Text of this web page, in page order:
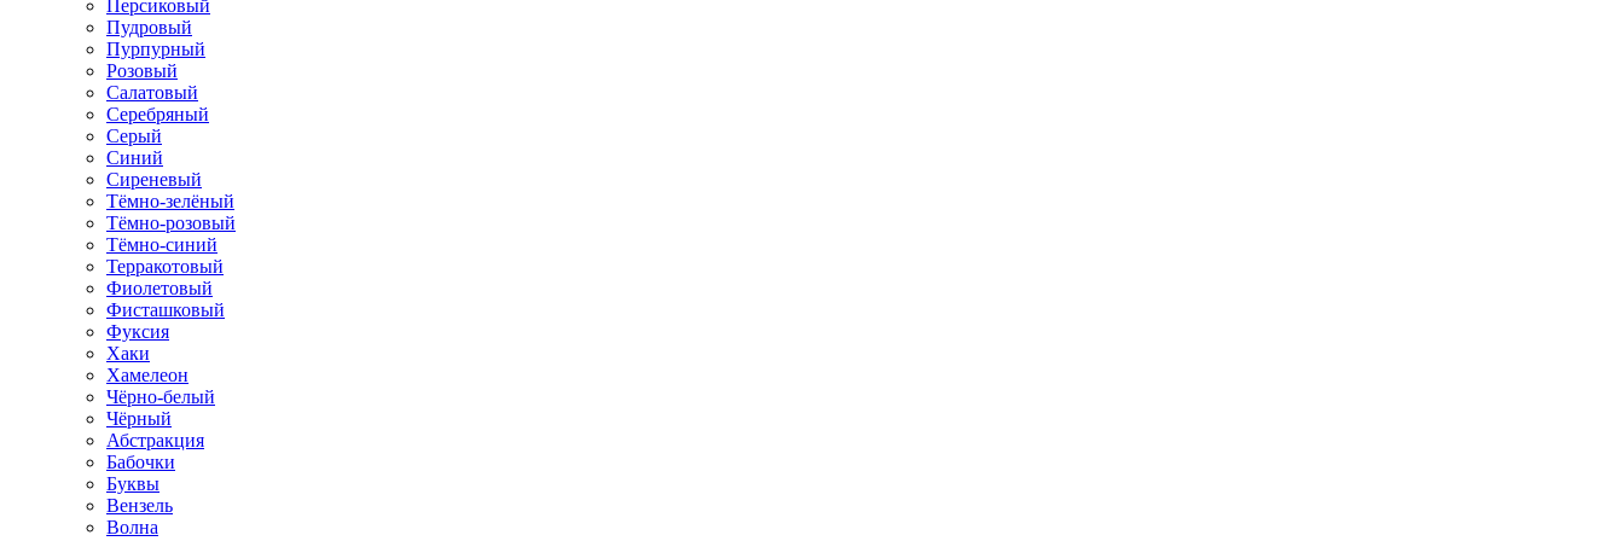
Персиковый
Пудровый
Пурпурный
Розовый
Салатовый
Серебряный
Серый
Синий
Сиреневый
Тёмно-зелёный
Тёмно-розовый
Тёмно-синий
Терракотовый
Фиолетовый
Фисташковый
Фуксия
Хаки
Хамелеон
Чёрно-белый
Чёрный
Абстракция
Бабочки
Буквы
Вензель
Волна